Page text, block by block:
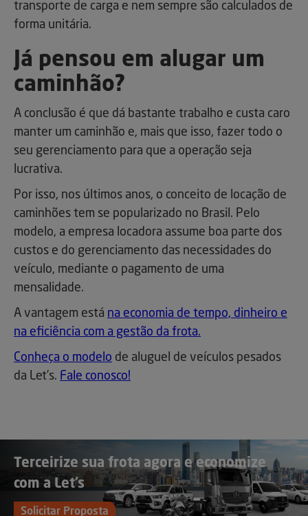
transporte de carga e nem sempre são calculados de
forma unitária.
Já pensou em alugar um
caminhão?
A conclusão é que dá bastante trabalho e custa caro
manter um caminhão e, mais que isso, fazer todo o
seu gerenciamento para que a operação seja
lucrativa.
Por isso, nos últimos anos, o conceito de locação de
caminhões tem se popularizado no Brasil. Pelo
modelo, a empresa locadora assume boa parte dos
custos e do gerenciamento das necessidades do
veículo, mediante o pagamento de uma
mensalidade.
A vantagem está na economia de tempo, dinheiro e
na eficiência com a gestão da frota.
Conheça o modelo de aluguel de veículos pesados
da Let’s. Fale conosco!
Terceirize sua frota agora e economize
com a Let’s
Solicitar Proposta